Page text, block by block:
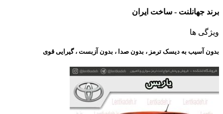
برند جهانلنت - ساخت ایران
ویژگی ها
بدون آسیب به دیسک ترمز ، بدون صدا ، بدون آزبست ، گیرایی قوی​